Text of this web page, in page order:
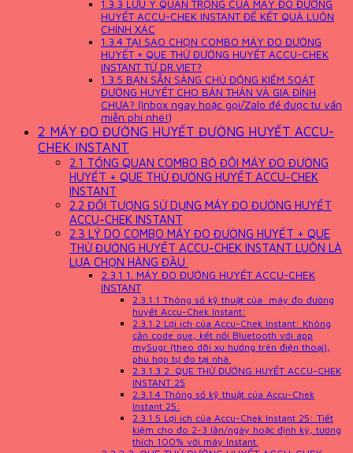
1.3.3 LƯU Ý QUAN TRỌNG CỦA MÁY ĐO ĐƯỜNG
HUYẾT ACCU-CHEK INSTANT ĐỂ KẾT QUẢ LUÔN
CHÍNH XÁC
1.3.4TẠI SAO CHỌN COMBO MÁY ĐO ĐƯỜNG
HUYẾT + QUE THỬ ĐƯỜNG HUYẾT ACCU-CHEK
INSTANT TỪ DR.VIET?
1.3.5 BẠN SẴN SÀNG CHỦ ĐỘNG KIỂM SOÁT
ĐƯỜNG HUYẾT CHO BẢN THÂN VÀ GIA ĐÌNH
CHƯA? (Inbox ngay hoặc gọi/Zalo để được tư vấn
miễn phí nhé!)
2 MÁY ĐO ĐƯỜNG HUYẾT ĐƯỜNG HUYẾT ACCU-
CHEK INSTANT
2.1 TỔNG QUAN COMBO BỘ ĐÔI MÁY ĐO ĐƯỜNG
HUYẾT + QUE THỬ ĐƯỜNG HUYẾT ACCU-CHEK
INSTANT
2.2 ĐỐI TƯỢNG SỬ DỤNG MÁY ĐO ĐƯỜNG HUYẾT
ACCU-CHEK INSTANT
2.3 LÝ DO COMBO MÁY ĐO ĐƯỜNG HUYẾT + QUE
THỬ ĐƯỜNG HUYẾT ACCU-CHEK INSTANT LUÔN LÀ
LỰA CHỌN HÀNG ĐẦU
2.3.1 1. MÁY ĐO ĐƯỜNG HUYẾT ACCU-CHEK
INSTANT
2.3.1.1 Thông số kỹ thuật của máy đo đường
huyết Accu-Chek Instant:
2.3.1.2 Lợi ích của Accu-Chek Instant: Không
cần code que, kết nối Bluetooth với app
mySugr (theo dõi xu hướng trên điện thoại),
phù hợp tự đo tại nhà.
2.3.1.3 2. QUE THỬ ĐƯỜNG HUYẾT ACCU-CHEK
INSTANT 25
2.3.1.4 Thông số kỹ thuật của Accu-Chek
Instant 25:
2.3.1.5 Lợi ích của Accu-Chek Instant 25: Tiết
kiệm cho đo 2-3 lần/ngày hoặc định kỳ, tương
thích 100% với máy Instant.